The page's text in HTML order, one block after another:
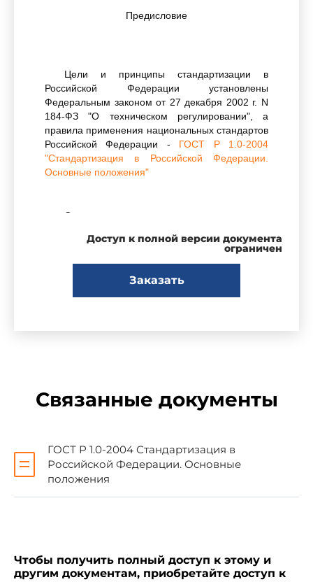
Предисловие
Цели и принципы стандартизации в
Российской Федерации установлены
Федеральным законом от 27 декабря 2002 г. N
184-ФЗ "О техническом регулировании", а
правила применения национальных стандартов
Российской Федерации - ГОСТ Р 1.0-2004
"Стандартизация в Российской Федерации.
Основные положения"
Сведения о стандарте
"Государственный научно-внедренческий центр
геоинформационных систем и технологий"
государственным унитарным предприятием
2 ВНЕСЕН Техническим комитетом по
3 УТВЕРЖДЕН И ВВЕДЕН В ДЕЙСТВИЕ
Приказом Федерального агентства по
4 Настоящий стандарт соответствует
Доступ к полной версии документа
ограничен
Заказать
Связанные документы
ГОСТ Р 1.0-2004 Стандартизация в
Российской Федерации. Основные
положения
Чтобы получить полный доступ к этому и
другим документам, приобретайте доступ к